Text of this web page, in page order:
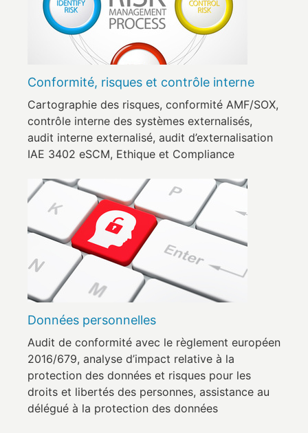
Conformité, risques et contrôle interne
Cartographie des risques, conformité AMF/SOX,
contrôle interne des systèmes externalisés,
audit interne externalisé, audit d’externalisation
IAE 3402 eSCM, Ethique et Compliance
Données personnelles
Audit de conformité avec le règlement européen
2016/679, analyse d’impact relative à la
protection des données et risques pour les
droits et libertés des personnes, assistance au
délégué à la protection des données